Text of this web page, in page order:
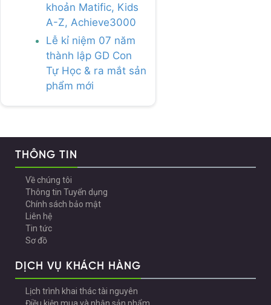
khoản Matific, Kids
A-Z, Achieve3000
Lễ kỉ niệm 07 năm
thành lập GD Con
Tự Học & ra mắt sản
phẩm mới
THÔNG TIN
Về chúng tôi
Thông tin Tuyển dụng
Chính sách bảo mật
Liên hệ
Tin tức
Sơ đồ
DỊCH VỤ KHÁCH HÀNG
Lịch trình khai thác tài nguyên
Điều kiện mua và nhận sản phẩm